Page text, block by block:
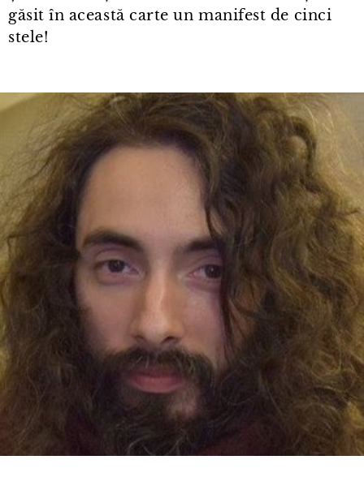
găsit în această carte un manifest de cinci
stele!